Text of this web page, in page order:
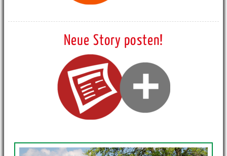
Neue Story posten!